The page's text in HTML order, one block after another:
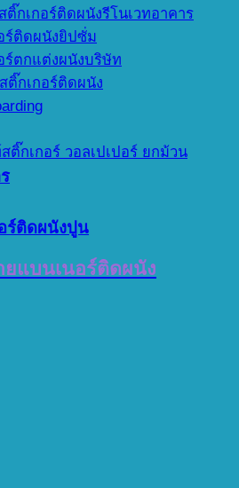
ติ๊กเกอร์ติดผนังรีโนเวทอาคาร
ร์ติดผนังยิปซั่ม
ร์ตกแต่งผนังบริษัท
ติ๊กเกอร์ติดผนัง
ติ๊กเกอร์ วอลเปเปอร์ ยกม้วน
ร์ติดผนังปูน
แบนเนอร์ติดผนัง